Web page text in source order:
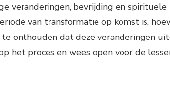
veranderingen, bevrijding en spirituele
van transformatie op komst is,
onthouden dat deze veranderingen
het proces en wees open voor de